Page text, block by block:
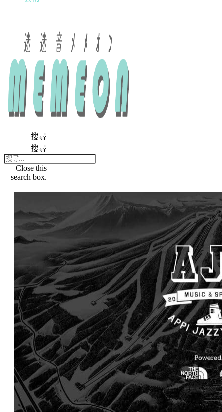
搜尋
搜尋
Close this
search box.